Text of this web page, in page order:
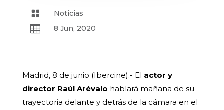
 Noticias
 8 Jun, 2020
Madrid, 8 de junio (Ibercine).- El actor y
director Raúl Arévalo hablará mañana de su
trayectoria delante y detrás de la cámara en el